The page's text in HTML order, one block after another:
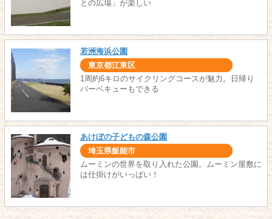
との広場」が楽しい
若洲海浜公園
東京都江東区
1周約6キロのサイクリングコースが魅力。日帰り
バーベキューもできる
あけぼの子どもの森公園
埼玉県飯能市
ムーミンの世界を取り入れた公園。ムーミン屋敷に
は仕掛けがいっぱい！